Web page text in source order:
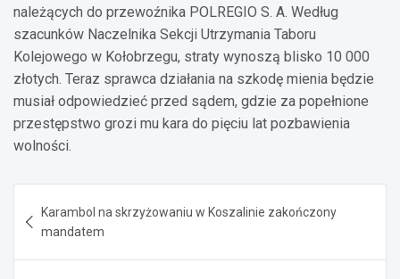
należących do przewoźnika POLREGIO S. A. Według
szacunków Naczelnika Sekcji Utrzymania Taboru
Kolejowego w Kołobrzegu, straty wynoszą blisko 10 000
złotych. Teraz sprawca działania na szkodę mienia będzie
musiał odpowiedzieć przed sądem, gdzie za popełnione
przestępstwo grozi mu kara do pięciu lat pozbawienia
wolności.
wpisu
Karambol na skrzyżowaniu w Koszalinie zakończony
mandatem